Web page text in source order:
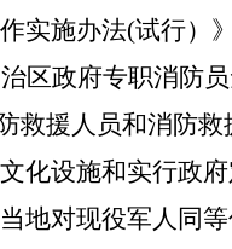
实施办法(试行）
区政府专职消防
救援人员和消防
化设施和实行政府
地对现役军人同等